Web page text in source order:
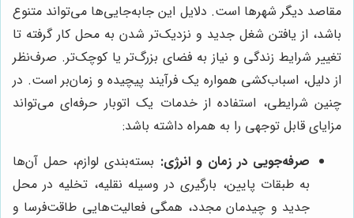
مقاصد دیگر شهرها است. دلایل این جابه‌جایی‌ها می‌تواند متنوع
باشد، از یافتن شغل جدید و نزدیک‌تر شدن به محل کار گرفته تا
تغییر شرایط زندگی و نیاز به فضای بزرگ‌تر یا کوچک‌تر. صرف‌نظر
از دلیل، اسباب‌کشی همواره یک فرآیند پیچیده و زمان‌بر است. در
چنین شرایطی، استفاده از خدمات یک اتوبار حرفه‌ای می‌تواند
مزایای قابل توجهی را به همراه داشته باشد:
صرفه‌جویی در زمان و انرژی: بسته‌بندی لوازم، حمل آن‌ها
به طبقات پایین، بارگیری در وسیله نقلیه، تخلیه در محل
جدید و چیدمان مجدد، همگی فعالیت‌هایی طاقت‌فرسا و